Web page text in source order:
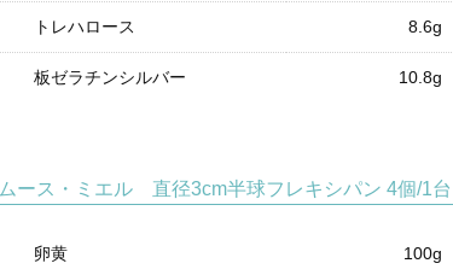
トレハロース 8.6g
板ゼラチンシルバー 10.8g
ムース・ミエル 直径3cm半球フレキシパン 4個/1台
卵黄 100g